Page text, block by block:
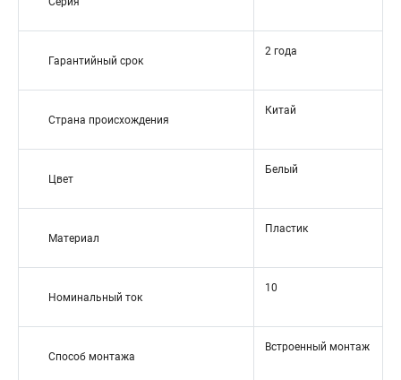
Гарантийный срок
2 года
Страна происхождения
Китай
Цвет
Белый
Материал
Пластик
Номинальный ток
10
Способ монтажа
Встроенный монтаж